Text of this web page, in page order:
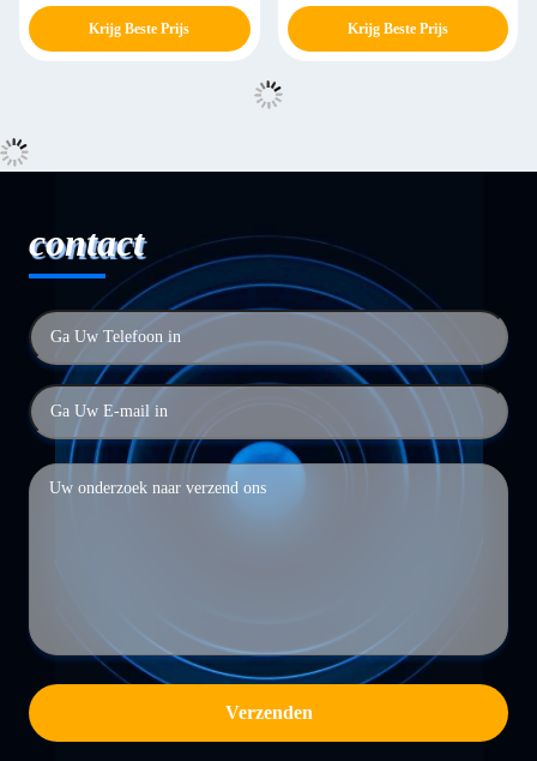
Krijg Beste Prijs
Waarde
Krijg Beste Prijs
contact
Verzenden